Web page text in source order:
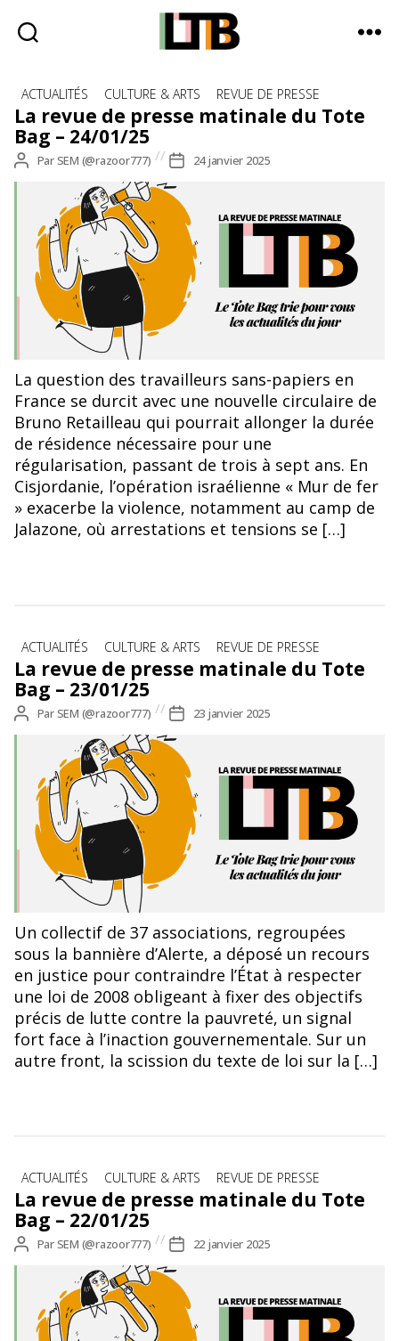
Tote
Bag
-
d'information
Catégories
ACTUALITÉS CULTURE & ARTS REVUE DE PRESSE
La revue de presse matinale du Tote
Bag – 24/01/25
Auteur
ParSEM (@razoor777)
Date
l’article
24 janvier 2025
La question des travailleurs sans-papiers en
France se durcit avec une nouvelle circulaire de
Bruno Retailleau qui pourrait allonger la durée
de résidence nécessaire pour une
régularisation, passant de trois à sept ans. En
Cisjordanie, l’opération israélienne « Mur de fer
» exacerbe la violence, notamment au camp de
Jalazone, où arrestations et tensions se […]
Catégories
ACTUALITÉS CULTURE & ARTS REVUE DE PRESSE
La revue de presse matinale du Tote
Bag – 23/01/25
Auteur
ParSEM (@razoor777)
Date
l’article
23 janvier 2025
Un collectif de 37 associations, regroupées
sous la bannière d’Alerte, a déposé un recours
en justice pour contraindre l’État à respecter
une loi de 2008 obligeant à fixer des objectifs
précis de lutte contre la pauvreté, un signal
fort face à l’inaction gouvernementale. Sur un
autre front, la scission du texte de loi sur la […]
Catégories
ACTUALITÉS CULTURE & ARTS REVUE DE PRESSE
La revue de presse matinale du Tote
Bag – 22/01/25
Auteur
ParSEM (@razoor777)
Date
l’article
22 janvier 2025